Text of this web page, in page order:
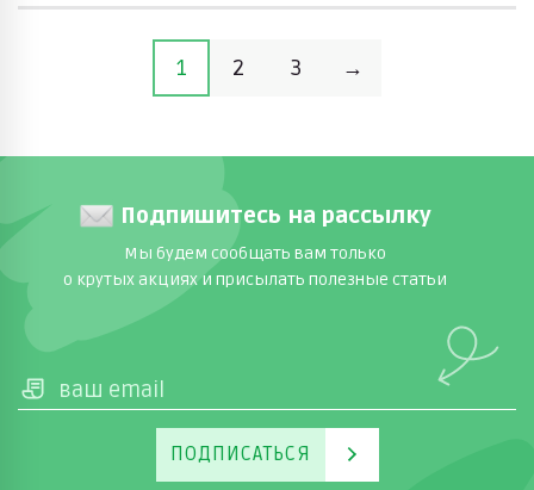
1 2 3 →
Подпишитесь на рассылку
Мы будем сообщать вам только
о крутых акциях и присылать полезные статьи
ПОДПИСАТЬСЯ